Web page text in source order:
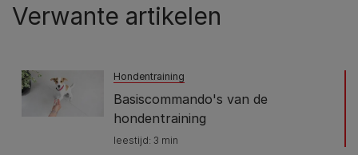
Verwante artikelen
Hondentraining
Basiscommando's van de
hondentraining
leestijd: 3 min